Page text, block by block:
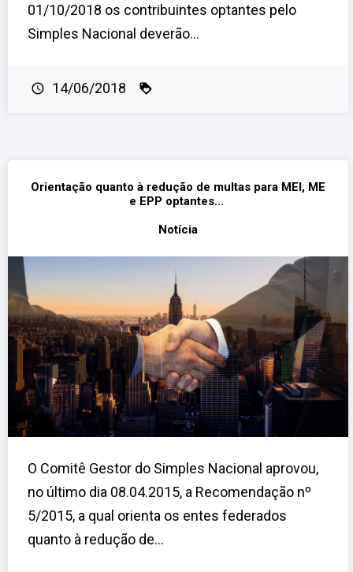
01/10/2018 os contribuintes optantes pelo
Simples Nacional deverão...
14/06/2018
Orientação quanto à redução de multas para MEI, ME
e EPP optantes...
Notícia
O Comitê Gestor do Simples Nacional aprovou,
no último dia 08.04.2015, a Recomendação nº
5/2015, a qual orienta os entes federados
quanto à redução de...